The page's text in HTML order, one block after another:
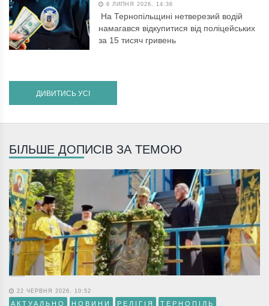
6 ЛИПНЯ 2026, 14:36
На Тернопільщині нетверезий водій
намагався відкупитися від поліцейських
за 15 тисяч гривень
ДИВИТИСЬ УСІ
БІЛЬШЕ ДОПИСІВ ЗА ТЕМОЮ
22 ЧЕРВНЯ 2026, 10:52
АКТУАЛЬНО НОВИНИ РЕЛІГІЯ ТЕРНОПІЛЬ